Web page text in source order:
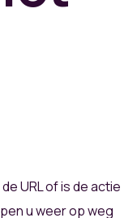
URL of is de actie
u weer op weg